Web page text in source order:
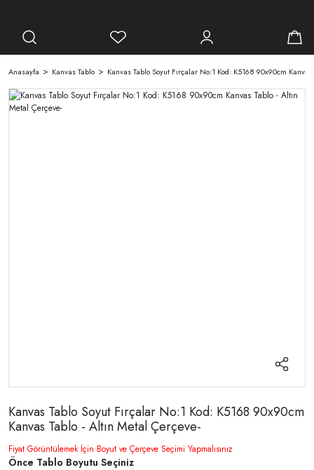
Anasayfa Kanvas Tablo Kanvas Tablo Soyut Fırçalar No:1 Kod: K5168 90x90cm
Kanvas Tablo Soyut Fırçalar No:1 Kod: K5168 90x90cm
Kanvas Tablo - Altın Metal Çerçeve-
Fiyat Görüntülemek İçin Boyut ve Çerçeve Seçimi Yapmalısınız
Önce Tablo Boyutu Seçiniz